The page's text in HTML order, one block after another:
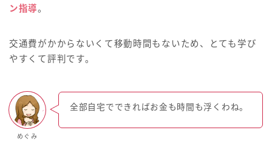
ン指導。
交通費がかからないくて移動時間もないため、とても学び
やすくて評判です。
めぐみ
全部自宅でできればお金も時間も浮くわね。